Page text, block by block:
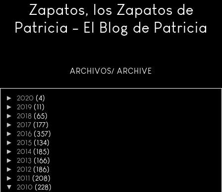
Zapatos, los Zapatos de
Patricia - El Blog de Patricia
ARCHIVOS/ ARCHIVE
► 2020 (4)
► 2019 (11)
► 2018 (65)
► 2017 (177)
► 2016 (357)
► 2015 (134)
► 2014 (185)
► 2013 (166)
► 2012 (186)
► 2011 (208)
▼ 2010 (228)